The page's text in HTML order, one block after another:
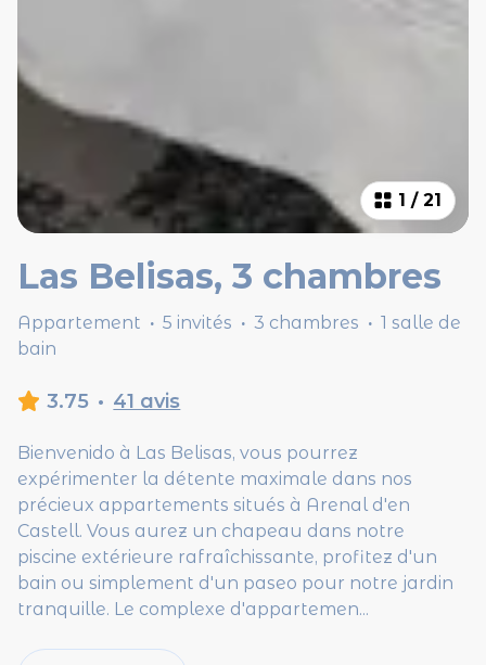
1 / 21
Las Belisas, 3 chambres
Appartement · 5 invités · 3 chambres · 1 salle de
bain
3.75 · 41 avis
Bienvenido à Las Belisas, vous pourrez
expérimenter la détente maximale dans nos
précieux appartements situés à Arenal d'en
Castell. Vous aurez un chapeau dans notre
piscine extérieure rafraîchissante, profitez d'un
bain ou simplement d'un paseo pour notre jardin
tranquille. Le complexe d'appartemen...